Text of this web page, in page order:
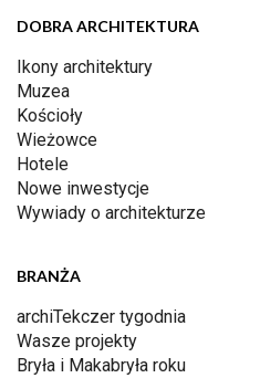
DOBRA ARCHITEKTURA
Ikony architektury
Muzea
Kościoły
Wieżowce
Hotele
Nowe inwestycje
Wywiady o architekturze
BRANŻA
archiTekczer tygodnia
Wasze projekty
Bryła i Makabryła roku